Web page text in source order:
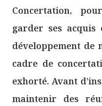
Concertation,
garder ses
développement de
cadre de
exhorté. Avant
maintenir des